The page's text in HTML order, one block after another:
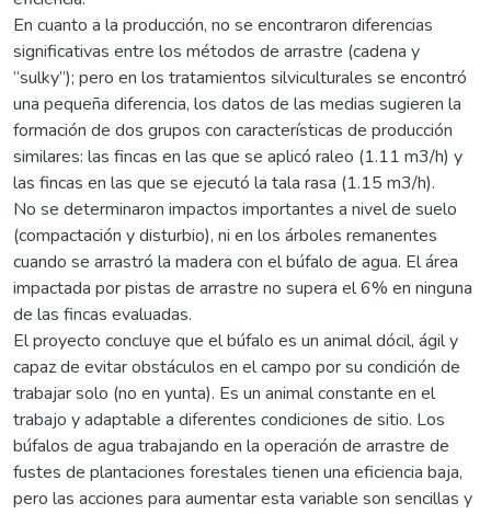
En cuanto a la producción, no se encontraron diferencias
significativas entre los métodos de arrastre (cadena y
“sulky”); pero en los tratamientos silviculturales se encontró
una pequeña diferencia, los datos de las medias sugieren la
formación de dos grupos con características de producción
similares: las fincas en las que se aplicó raleo (1.11 m3/h) y
las fincas en las que se ejecutó la tala rasa (1.15 m3/h).
No se determinaron impactos importantes a nivel de suelo
(compactación y disturbio), ni en los árboles remanentes
cuando se arrastró la madera con el búfalo de agua. El área
impactada por pistas de arrastre no supera el 6% en ninguna
de las fincas evaluadas.
El proyecto concluye que el búfalo es un animal dócil, ágil y
capaz de evitar obstáculos en el campo por su condición de
trabajar solo (no en yunta). Es un animal constante en el
trabajo y adaptable a diferentes condiciones de sitio. Los
búfalos de agua trabajando en la operación de arrastre de
fustes de plantaciones forestales tienen una eficiencia baja,
pero las acciones para aumentar esta variable son sencillas y